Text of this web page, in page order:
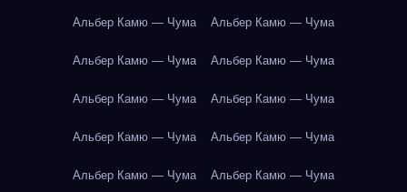
Альбер Камю — Чума Альбер Камю — Чума
Альбер Камю — Чума Альбер Камю — Чума
Альбер Камю — Чума Альбер Камю — Чума
Альбер Камю — Чума Альбер Камю — Чума
Альбер Камю — Чума Альбер Камю — Чума